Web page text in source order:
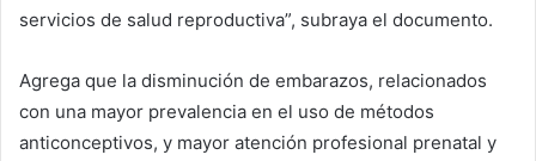
servicios de salud reproductiva”, subraya el documento.
Agrega que la disminución de embarazos, relacionados
con una mayor prevalencia en el uso de métodos
anticonceptivos, y mayor atención profesional prenatal y